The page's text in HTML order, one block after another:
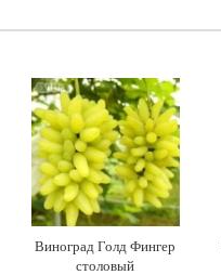
Виноград Голд Фингер
столовый